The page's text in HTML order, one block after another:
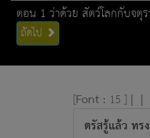
ตอน 1 ว่าด้วย สัตว์โลกกับจตุร
ถัดไป
[Font : 15 ] | |
ตรัสรู้แล้ว ทร